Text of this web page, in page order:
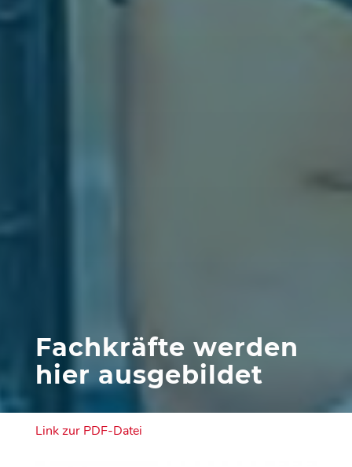
Fachkräfte werden
hier ausgebildet
Link zur PDF-Datei